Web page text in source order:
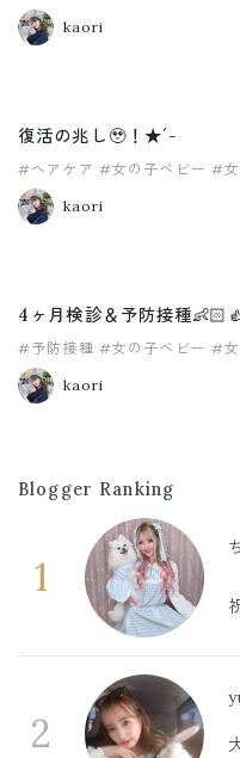
#赤ちゃんのいる生活
kaori
復活の兆し🥹！★´-
#ヘアケア #女の子ベビー #女
#美容
kaori
4ヶ月検診＆予防接種
#予防接種 #女の子ベビー #女
#赤ちゃんのいる生活
kaori
Blogger Ranking
1
2